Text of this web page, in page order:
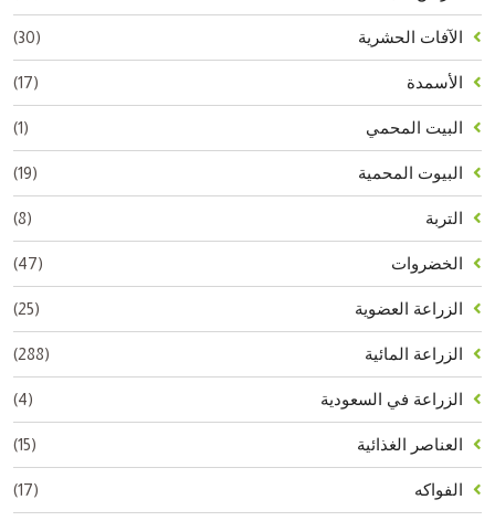
الآفات الحشرية (30)
الأسمدة (17)
البيت المحمي (1)
البيوت المحمية (19)
التربة (8)
الخضروات (47)
الزراعة العضوية (25)
الزراعة المائية (288)
الزراعة في السعودية (4)
العناصر الغذائية (15)
الفواكه (17)